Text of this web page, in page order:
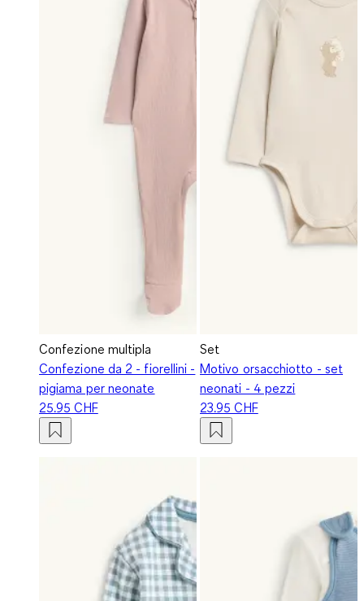
Confezione multipla
Confezione da 2 - fiorellini -
pigiama per neonate
25.95 CHF
Set
Motivo orsacchiotto - set
neonati - 4 pezzi
23.95 CHF